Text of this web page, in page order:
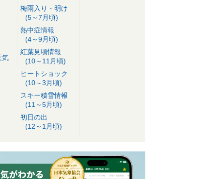
気
梅雨入り・明け
(5～7月頃)
熱中症情報
(4～9月頃)
紅葉見頃情報
(10～11月頃)
ヒートショック
(10～3月頃)
スキー積雪情報
(11～5月頃)
初日の出
(12～1月頃)